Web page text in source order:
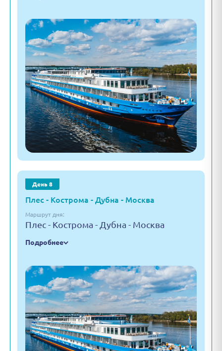
День 8
Плес - Кострома - Дубна - Москва
Маршрут дня:
Плес - Кострома - Дубна - Москва
Подробнее